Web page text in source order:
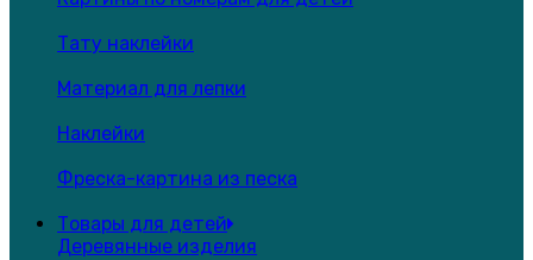
Тату наклейки
Материал для лепки
Наклейки
Фреска-картина из песка
Товары для детей
Деревянные изделия